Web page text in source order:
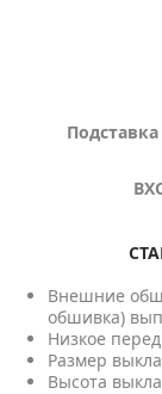
Внешние
обшивка)
Низкое
Размер
Высота